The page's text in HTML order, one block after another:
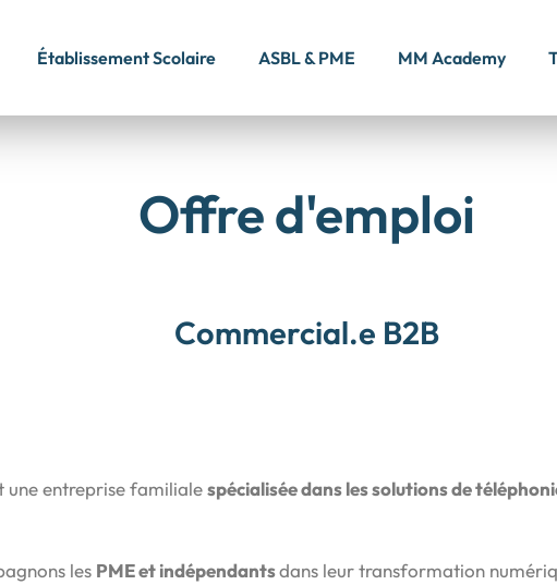
Établissement Scolaire ASBL & PME MM Academy
Offre d'emploi
Commercial.e B2B
une entreprise familialespécialisée dans les solutions de
les PME et indépendantsdans leur transformation